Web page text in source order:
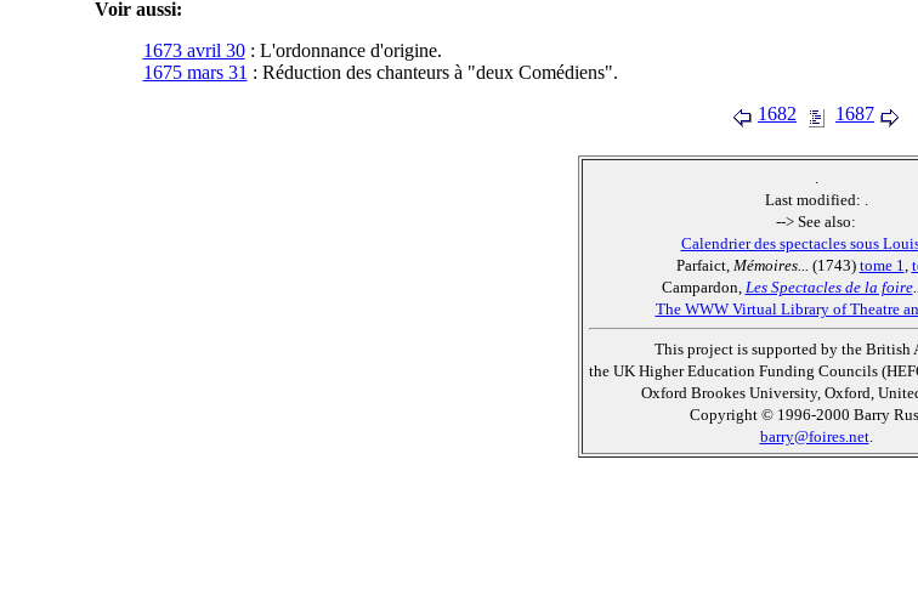
Voir aussi:
1673 avril 30: L'ordonnance d'origine.
1675 mars 31 : Réduction des chanteurs à "deux Comédiens".
1682
1687
.
Last modified: .
--> See also:
Calendrier des spectacles sous
Parfaict, Mémoires... (1743) tome 1,
Campardon, Les Spectacles de la foire
The WWW Virtual Library of Theatre
This project is supported by the British
the UK Higher Education Funding Councils
Oxford Brookes University, Oxford,
Copyright © 1996-2000 Barry
barry@foires.net.